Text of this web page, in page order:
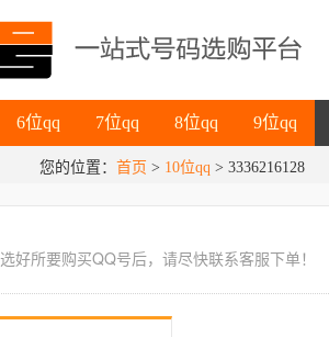
6位qq
6位qq
7位qq 8位qq 9位qq
您的位置：首页 > 10位qq > 3336216128
选好所要购买QQ号后，请尽快联系客服下单！